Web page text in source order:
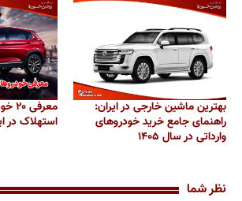
بهترین ماشین خارجی در ایران:
راهنمای جامع خرید خودروهای
وارداتی در سال ۱۴۰۵
استهلاک در
نظر شما